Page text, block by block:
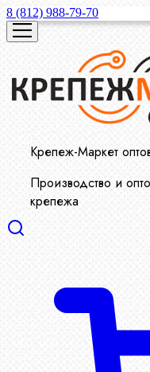
8 (812) 988-79-70
Крепеж-Маркет
Производство и
крепежа